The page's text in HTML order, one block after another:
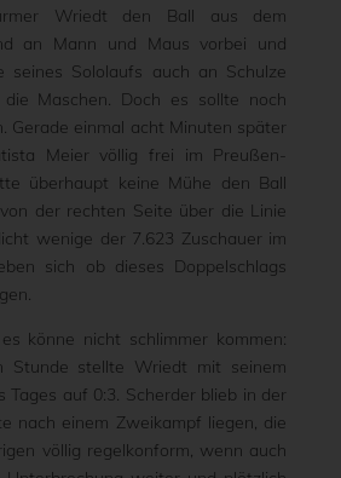
Wriedt den Ball aus dem
an Mann und Maus vorbei und
seines Sololaufs auch an Schulze
Maschen. Doch es sollte noch
Gerade einmal acht Minuten später
Meier völlig frei im Preußen-
überhaupt keine Mühe den Ball
der rechten Seite über die Linie
wenige der 7.623 Zuschauer im
sich ob dieses Doppelschlags
könne nicht schlimmer kommen:
Stunde stellte Wriedt mit seinem
Tages auf 0:3. Scherder blieb in der
nach einem Zweikampf liegen, die
völlig regelkonform, wenn auch